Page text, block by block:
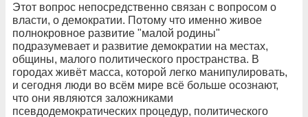
Этот вопрос непосредственно связан с вопросом о
власти, о демократии. Потому что именно живое
полнокровное развитие "малой родины"
подразумевает и развитие демократии на местах,
общины, малого политического пространства. В
городах живёт масса, которой легко манипулировать,
и сегодня люди во всём мире всё больше осознают,
что они являются заложниками
псевдодемократических процедур, политического